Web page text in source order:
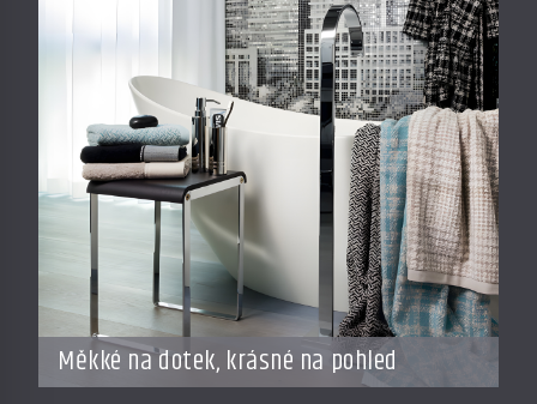
Měkké na dotek, krásné na pohled